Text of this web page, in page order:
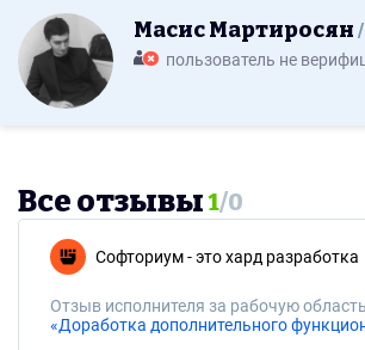
Масис Мартиросян
пользователь не
Все отзывы1/0
Софториум - это хард разработка
Отзыв исполнителя за рабочую